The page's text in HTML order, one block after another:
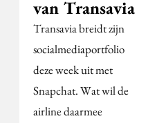
van Transavia
Transavia breidt zijn
socialmediaportfolio
deze week uit met
Snapchat. Wat wil de
airline daarmee